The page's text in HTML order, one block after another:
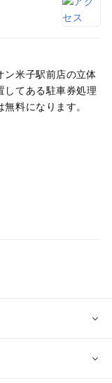
ン米子駅前店の立体
してある駐車券処理
料になります。